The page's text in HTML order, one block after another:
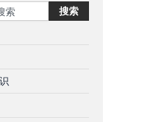
搜索